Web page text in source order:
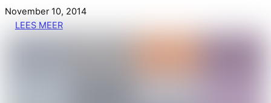
November 10, 2014
LEES MEER